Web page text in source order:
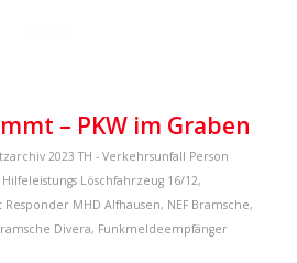
– PKW im Graben
2023 TH - Verkehrsunfall Person
Hilfeleistungs Löschfahrzeug 16/12,
Responder MHD Alfhausen, NEF Bramsche,
Divera, Funkmeldeempfänger